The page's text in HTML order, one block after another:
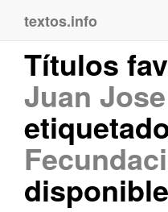
textos.info
Títulos
Juan